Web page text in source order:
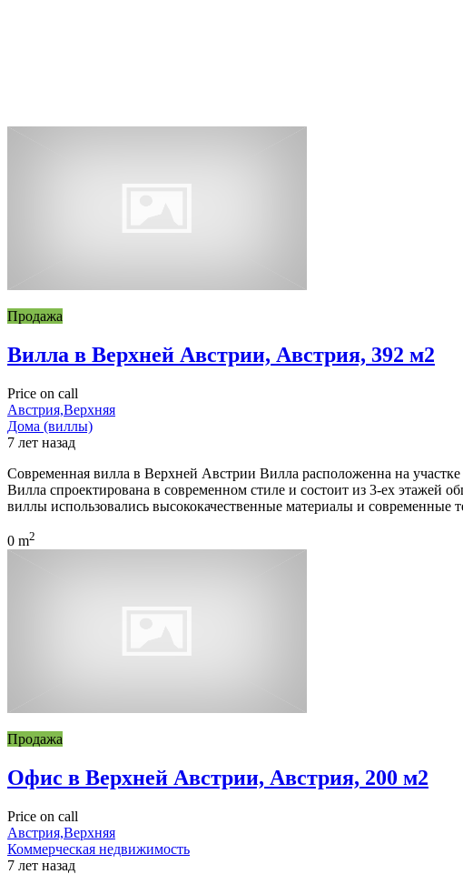
Продажа
Вилла в Верхней Австрии, Австрия, 392 м2
Price on call
Австрия,Верхняя
Дома (виллы)
7 лет назад
Современная вилла в Верхней Австрии Вилла расположенна на
Вилла спроектирована в современном стиле и состоит из 3-ех этажей
виллы использовались высококачественные материалы и современные
0 m2
Продажа
Офис в Верхней Австрии, Австрия, 200 м2
Price on call
Австрия,Верхняя
Коммерческая недвижимость
7 лет назад